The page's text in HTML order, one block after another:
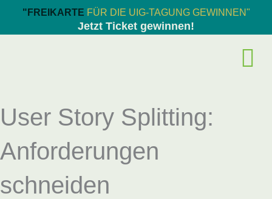
springen
"FREIKARTE FÜR DIE UIG-TAGUNG GEWINNEN"
Jetzt Ticket gewinnen!
User Story Splitting:
Anforderungen
schneiden